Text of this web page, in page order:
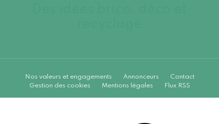
Nos valeurs et engagements Annonceurs
Contact
Gestion des cookies
Mentions légales Flux RSS